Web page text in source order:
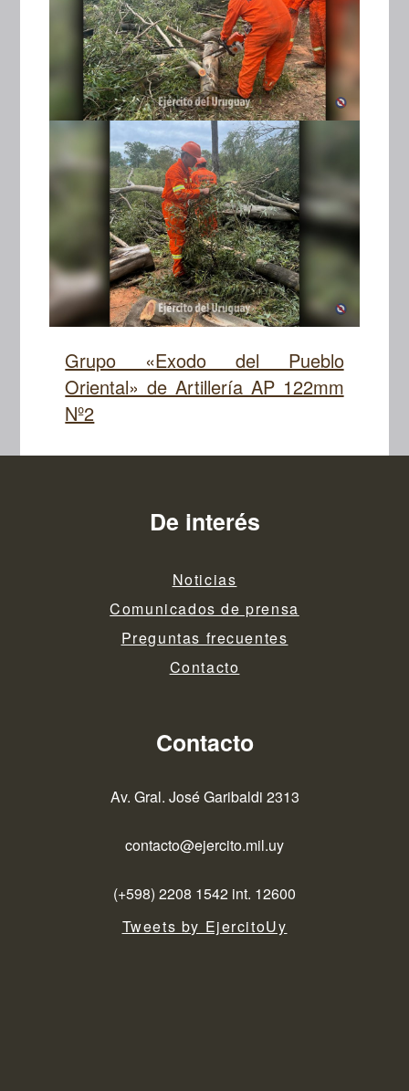
Grupo «Exodo del Pueblo
Oriental» de Artillería AP 122mm
Nº2
De interés
Noticias
Comunicados de prensa
Preguntas frecuentes
Contacto
Contacto
Av. Gral. José Garibaldi 2313
contacto@ejercito.mil.uy
(+598) 2208 1542 int. 12600
Tweets by EjercitoUy